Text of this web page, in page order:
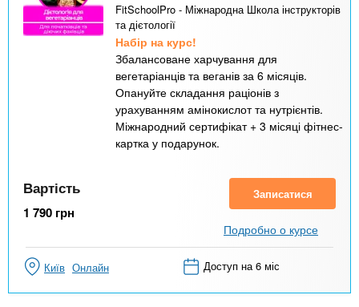
FitSchoolPro - Міжнародна Школа інструкторів
та дієтології
Набір на курс!
Збалансоване харчування для
вегетаріанців та веганів за 6 місяців.
Опануйте складання раціонів з
урахуванням амінокислот та нутрієнтів.
Міжнародний сертифікат + 3 місяці фітнес-
картка у подарунок.
Вартість
1 790 грн
Записатися
Подробно о курсе
Київ Онлайн Доступ на 6 міс